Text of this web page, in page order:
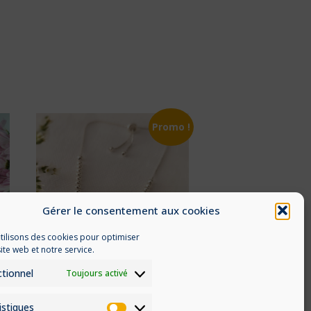
Gérer le consentement aux cookies
des cookies pour optimiser
web et notre service.
Toujours activé
Promo !